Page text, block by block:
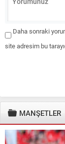
Daha sonraki
site adresim bu
MANŞETLER